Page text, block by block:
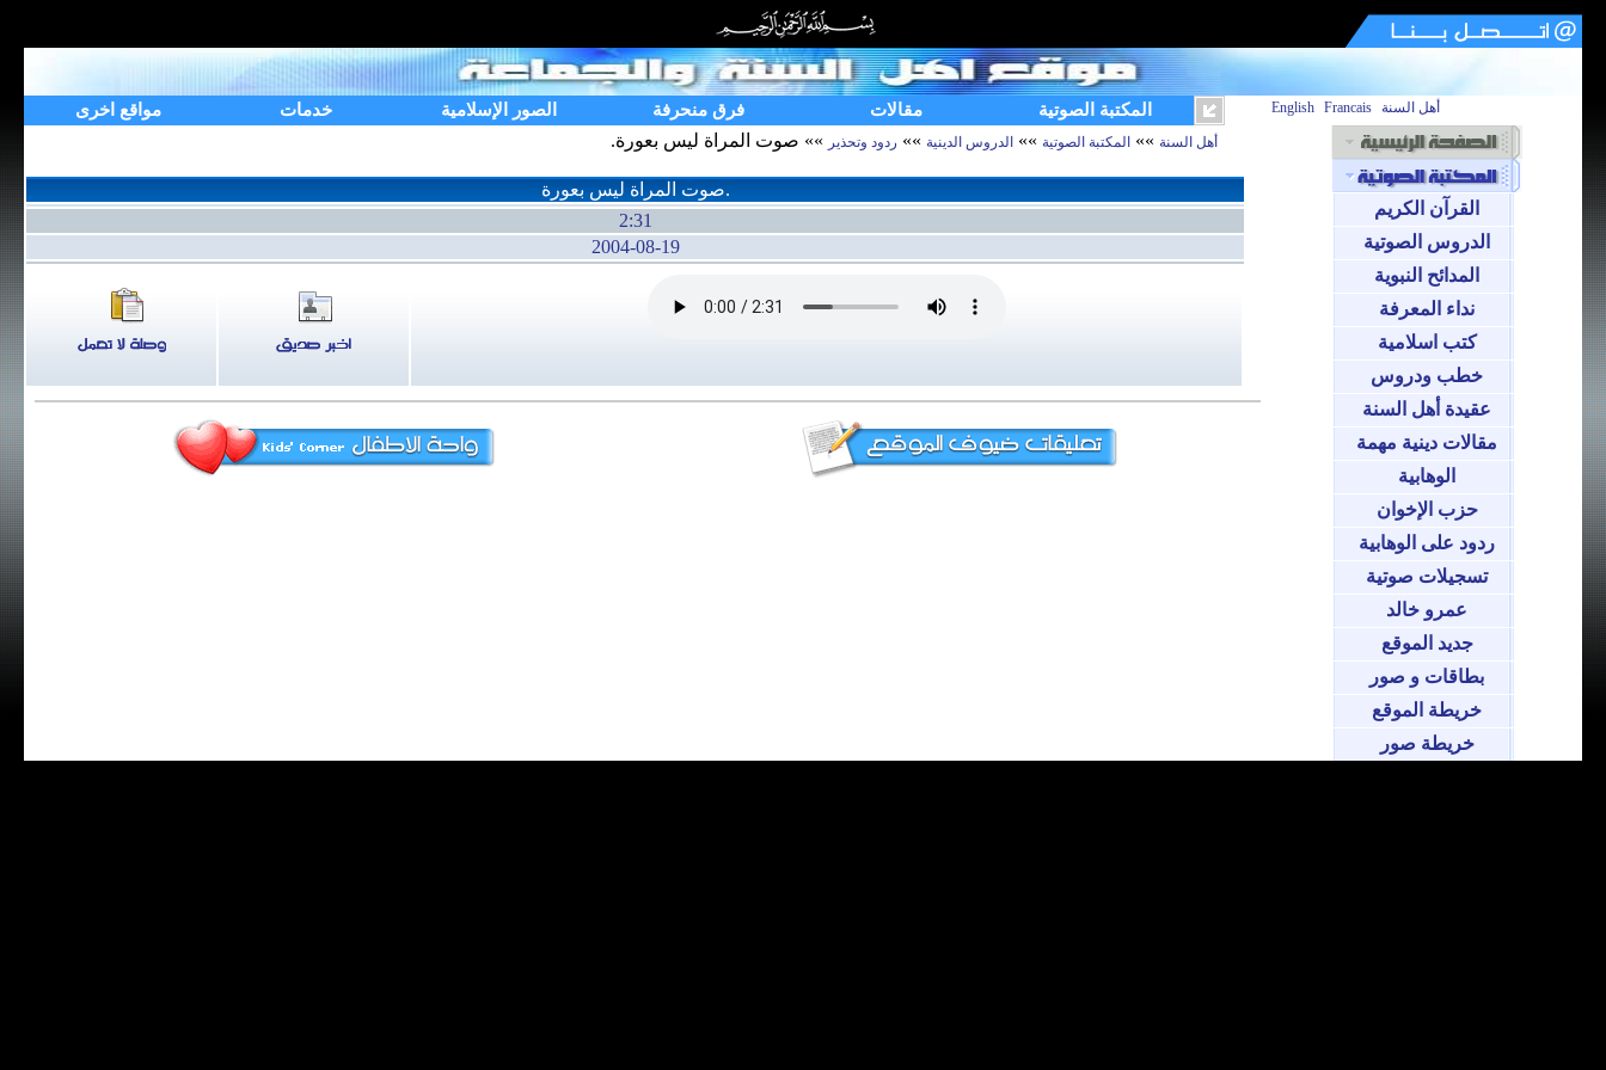
مواقع اخرى خدمات الصور الإسلامية فرق منحرفة مقالات المكتبة الصوتية English Francais أهل السنة
أهل السنة »» المكتبة الصوتية »» الدروس الدينية »» ردود وتحذير »» صوت المراة ليس بعورة.
صوت المراة ليس بعورة.
2:31
2004-08-19
القرآن الكريم
الدروس الصوتية
المدائح النبوية
نداء المعرفة
كتب اسلامية
خطب ودروس
عقيدة أهل السنة
مقالات دينية مهمة
الوهابية
حزب الإخوان
ردود على الوهابية
تسجيلات صوتية
عمرو خالد
جديد الموقع
بطاقات و صور
خريطة الموقع
خريطة صور